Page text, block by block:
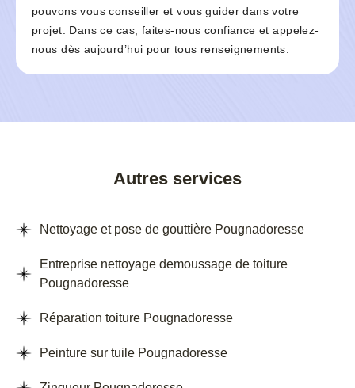
pouvons vous conseiller et vous guider dans votre
projet. Dans ce cas, faites-nous confiance et appelez-
nous dès aujourd’hui pour tous renseignements.
Autres services
Nettoyage et pose de gouttière Pougnadoresse
Entreprise nettoyage demoussage de toiture
Pougnadoresse
Réparation toiture Pougnadoresse
Peinture sur tuile Pougnadoresse